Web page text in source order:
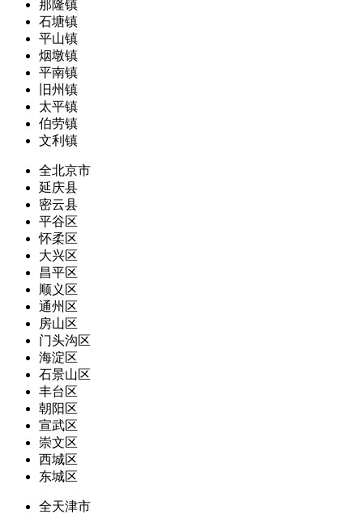
那隆镇
石塘镇
平山镇
烟墩镇
平南镇
旧州镇
太平镇
伯劳镇
文利镇
全北京市
延庆县
密云县
平谷区
怀柔区
大兴区
昌平区
顺义区
通州区
房山区
门头沟区
海淀区
石景山区
丰台区
朝阳区
宣武区
崇文区
西城区
东城区
全天津市